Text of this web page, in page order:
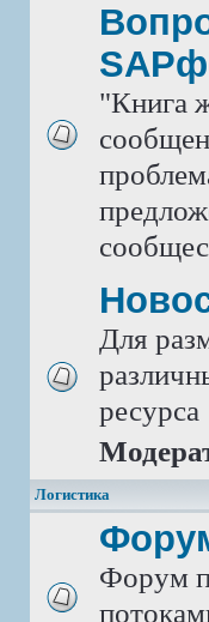
"Книга
Для
ресурса
Логистика
Форум